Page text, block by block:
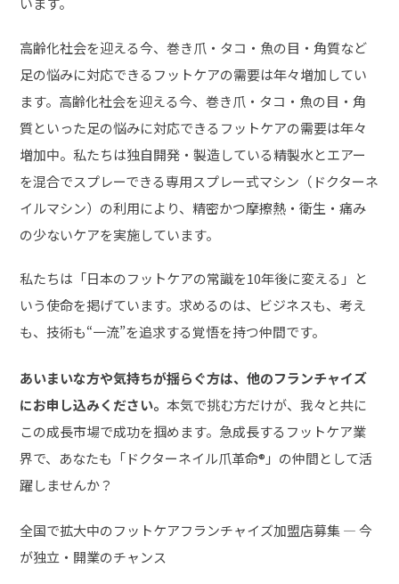
高齢化社会を迎える今、巻き爪・タコ・魚の目・角質など
足の悩みに対応できるフットケアの需要は年々増加してい
ます。高齢化社会を迎える今、巻き爪・タコ・魚の目・角
質といった足の悩みに対応できるフットケアの需要は年々
増加中。私たちは独自開発・製造している精製水とエアー
を混合でスプレーできる専用スプレー式マシン（ドクターネ
イルマシン）の利用により、精密かつ摩擦熱・衛生・痛み
の少ないケアを実施しています。
私たちは「日本のフットケアの常識を10年後に変える」と
いう使命を掲げています。求めるのは、ビジネスも、考え
も、技術も“一流”を追求する覚悟を持つ仲間です。
あいまいな方や気持ちが揺らぐ方は、他のフランチャイズ
にお申し込みください。本気で挑む方だけが、我々と共に
この成長市場で成功を掴めます。急成長するフットケア業
界で、あなたも「ドクターネイル爪革命®」の仲間として活
躍しませんか？
全国で拡大中のフットケアフランチャイズ加盟店募集 ― 今
が独立・開業のチャンス